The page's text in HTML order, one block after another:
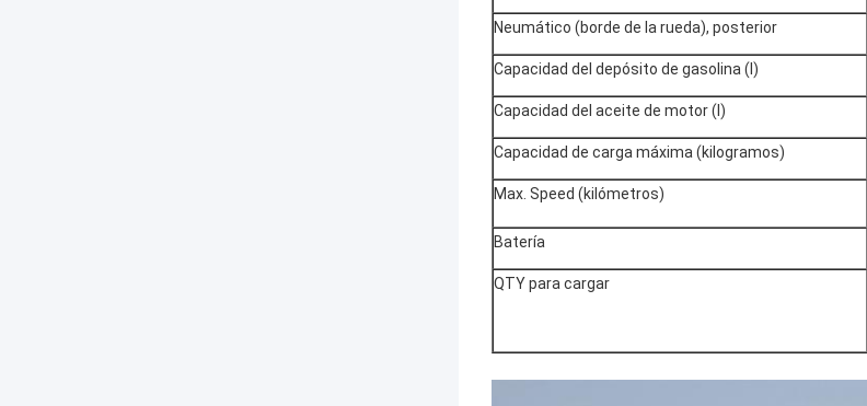
Neumático (borde de la rueda), posterior
Capacidad del depósito de gasolina (l)
Capacidad del aceite de motor (l)
Capacidad de carga máxima (kilogramos)
Max. Speed (kilómetros)
Batería
QTY para cargar